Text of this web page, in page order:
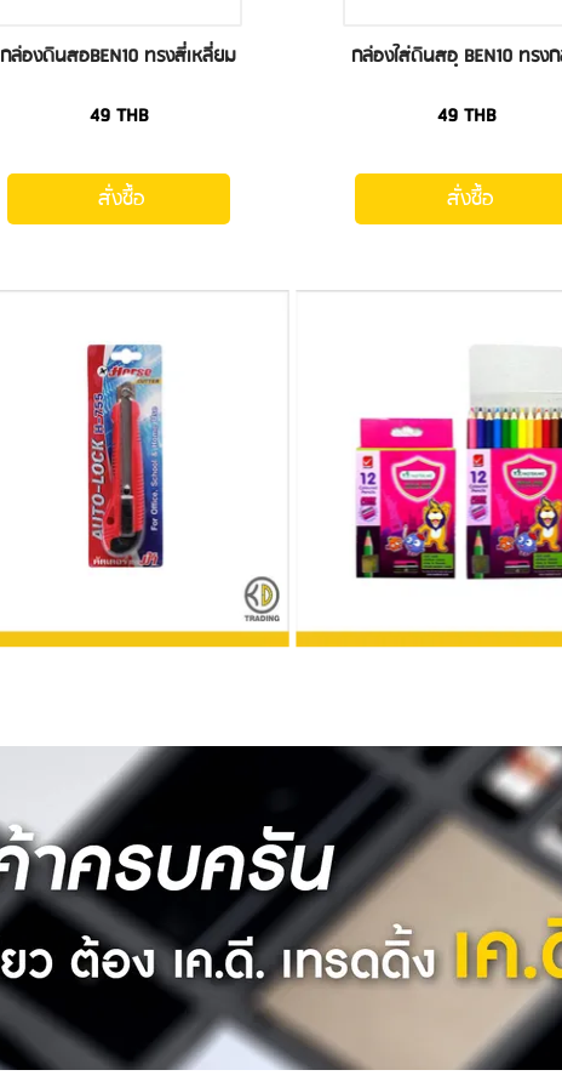
กล่องดินสอBEN10 ทรงสี่เหลี่ยม
49THB
สั่งซื้อ
กล่องใส่ดินสอฺ BEN10 ทรง
49THB
สั่งซื้อ